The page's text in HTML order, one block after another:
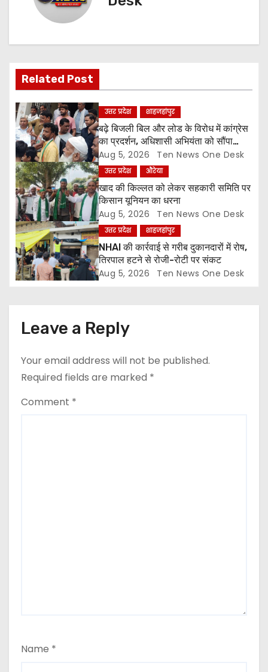
v
g
a
t
i
o
n
Related Post
उत्तर प्रदेश शाहजहांपुर
बढ़े बिजली बिल और लोड के विरोध में कांग्रेस
का प्रदर्शन, अधिशासी अभियंता को सौंपा
ज्ञापन
Aug 5, 2026 Ten News One Desk
उत्तर प्रदेश औरेया
खाद की किल्लत को लेकर सहकारी समिति पर
किसान यूनियन का धरना
Aug 5, 2026 Ten News One Desk
उत्तर प्रदेश शाहजहांपुर
NHAI की कार्रवाई से गरीब दुकानदारों में रोष,
तिरपाल हटने से रोजी-रोटी पर संकट
Aug 5, 2026 Ten News One Desk
Leave a Reply
Your email address will not be published.
Required fields are marked *
Comment *
Name *